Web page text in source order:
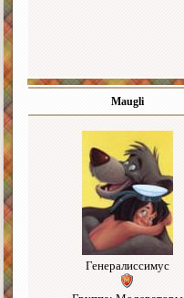
Maugli
Генералиссимус